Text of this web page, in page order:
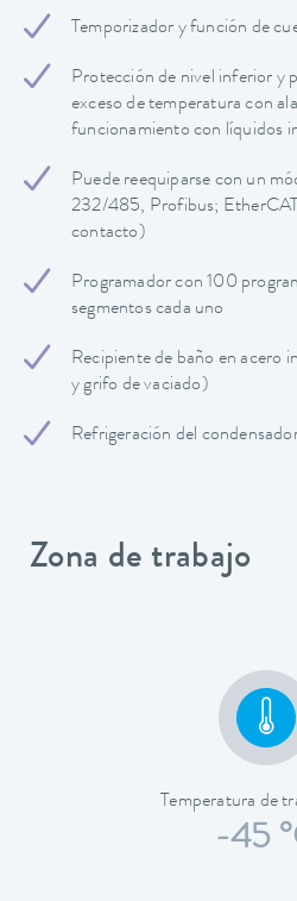
Temporizador y función de
Protección de nivel inferior y
exceso de temperatura con
funcionamiento con líquidos
Puede reequiparse con un
232/485, Profibus;
contacto)
Programador con 100
segmentos cada uno
Recipiente de baño en acero
y grifo de vaciado)
Refrigeración del
Zona de trabajo
Temperatura de
-45